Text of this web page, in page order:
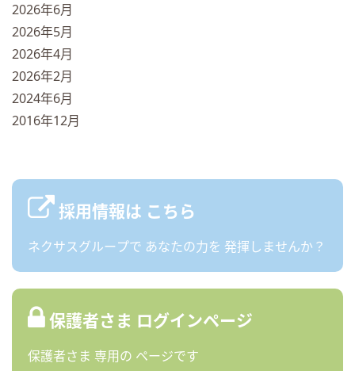
2026年6月
2026年5月
2026年4月
2026年2月
2024年6月
2016年12月
採用情報は こちら
ネクサスグループで あなたの力を 発揮しませんか？
保護者さま ログインページ
保護者さま 専用の ページです